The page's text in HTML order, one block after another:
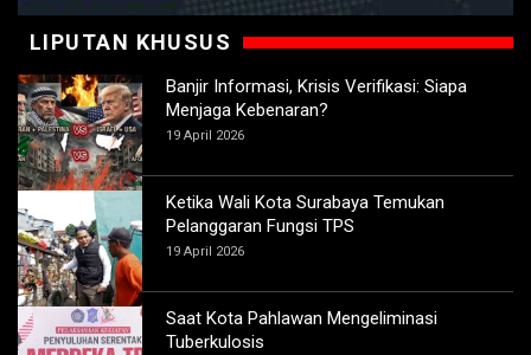
LIPUTAN KHUSUS
Banjir Informasi, Krisis Verifikasi: Siapa
Menjaga Kebenaran?
19 April 2026
Ketika Wali Kota Surabaya Temukan
Pelanggaran Fungsi TPS
19 April 2026
Saat Kota Pahlawan Mengeliminasi
Tuberkulosis